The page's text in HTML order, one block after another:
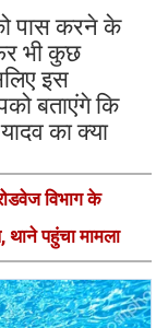
पास करने के
भी कुछ
इस
बताएंगे कि
का क्या
विभाग के
थाने पहुंचा मामला